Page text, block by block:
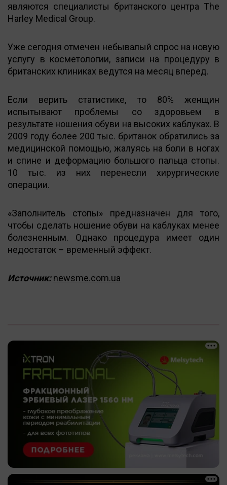
являются специалисты британского центра The
Harley Medical Group.
Уже сегодня отмечен небывалый спрос на новую
услугу в косметологии, записи на процедуру в
британских клиниках ведутся на месяц вперед.
Если верить статистике, то 80% женщин
испытывают проблемы со здоровьем в
результате ношения обуви на высоких каблуках. В
2009 году более 200 тыс. британок обратились за
медицинской помощью, жалуясь на боли в ногах
и спине и деформацию большого пальца стопы.
10 тыс. из них перенесли хирургические
операции.
«Заполнитель стопы» предназначен для того,
чтобы сделать ношение обуви на каблуках менее
болезненным. Однако процедура имеет один
недостаток – временный эффект.
Источник: newsme.com.ua